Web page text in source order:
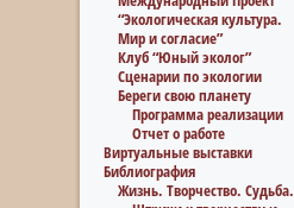
“Экологическая культура.
Мир и согласие”
Клуб “Юный эколог”
Сценарии по экологии
Береги свою планету
Программа реализации
Отчет о работе
Виртуальные выставки
Библиография
Жизнь. Творчество. Судьба.